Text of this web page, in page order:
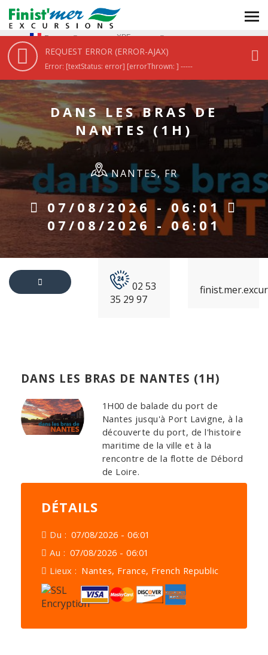
Fr XPF
ACCUEIL / DANS LES BRAS DE NANTES (1H)
DANS LES BRAS DE
NANTES (1H)
NANTES, FR
07/08/2026 - 06:01
07/08/2026 - 06:01
02 53
35 29 97
DANS LES BRAS DE NANTES (1H)
1H00 de balade du port de
Nantes jusqu'à Port Lavigne, à la
découverte du port, de l'histoire
maritime de la ville et à la
rencontre de la flotte de Débord
de Loire.
DÉTAILS
Du : 07/08/2026 - 06:01
Au : 07/08/2026 - 06:01
Lieux : Nantes, France, French Republic
REQUEST ERROR (ERROR-AJAX)
Error: [textStatus: error] [errorThrown: ] -----